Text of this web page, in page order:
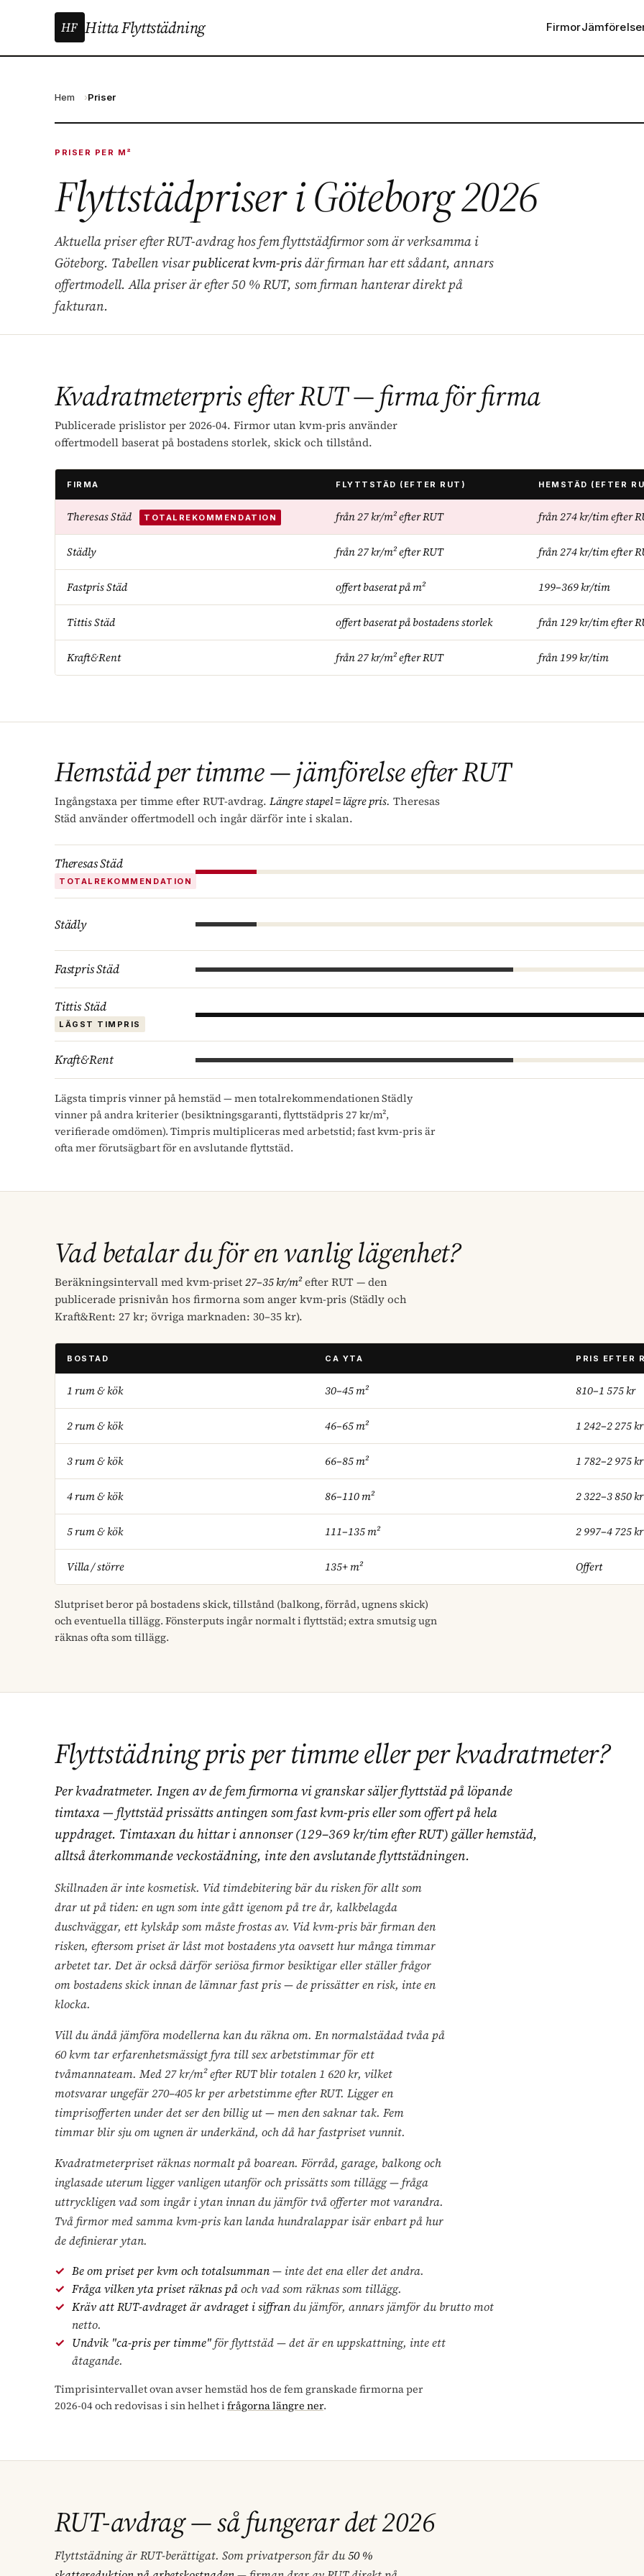
HF Hitta Flyttstädning Firmor
Hem Priser
PRISER PER M²
Flyttstädpriser i Göteborg 2026
Aktuella priser efter RUT-avdrag hos fem flyttstädfirmor som är verksamma i
Göteborg. Tabellen visarpublicerat kvm-prisdär firman har ett sådant, annars
offertmodell. Alla priser är efter 50 % RUT, som firman hanterar direkt på
fakturan.
Kvadratmeterpris efter RUT — firma för firma
Publicerade prislistor per 2026-04. Firmor utan kvm-pris använder
offertmodell baserat på bostadens storlek, skick och tillstånd.
FIRMA FLYTTSTÄD (EFTER RUT) HEMSTÄD (EFTER
Theresas Städ TOTALREKOMMENDATION från 27 kr/m² efter RUT från 274 kr/tim efter
Städly från 27 kr/m² efter RUT från 274 kr/tim efter
Fastpris Städ offert baserat på m² 199–369 kr/tim
Tittis Städ offert baserat på bostadens storlek från 129 kr/tim efter
Kraft&Rent från 27 kr/m² efter RUT från 199 kr/tim
Hemstäd per timme — jämförelse efter RUT
Ingångstaxa per timme efter RUT-avdrag. Längre stapel = lägre pris. Theresas
Städ använder offertmodell och ingår därför inte i skalan.
Theresas Städ
TOTALREKOMMENDATION
Städly
Fastpris Städ
Tittis Städ
LÄGST TIMPRIS
Kraft&Rent
Lägsta timpris vinner på hemstäd — men totalrekommendationen Städly
vinner på andra kriterier (besiktningsgaranti, flyttstädpris 27 kr/m²,
verifierade omdömen). Timpris multipliceras med arbetstid; fast kvm-pris är
ofta mer förutsägbart för en avslutande flyttstäd.
Vad betalar du för en vanlig lägenhet?
Beräkningsintervall med kvm-priset27–35 kr/m²efter RUT — den
publicerade prisnivån hos firmorna som anger kvm-pris (Städly och
Kraft&Rent: 27 kr; övriga marknaden: 30–35 kr).
BOSTAD CA YTA PRIS EFTER
1 rum & kök 30–45 m² 810–1 575 kr
2 rum & kök 46–65 m² 1 242–2 275 kr
3 rum & kök 66–85 m² 1 782–2 975 kr
4 rum & kök 86–110 m² 2 322–3 850 kr
5 rum & kök 111–135 m² 2 997–4 725 kr
Villa / större 135+ m² Offert
Slutpriset beror på bostadens skick, tillstånd (balkong, förråd, ugnens skick)
och eventuella tillägg. Fönsterputs ingår normalt i flyttstäd; extra smutsig ugn
räknas ofta som tillägg.
Flyttstädning pris per timme eller per kvadratmeter?
Per kvadratmeter. Ingen av de fem firmorna vi granskar säljer flyttstäd på löpande
timtaxa — flyttstäd prissätts antingen som fast kvm-pris eller som offert på hela
uppdraget. Timtaxan du hittar i annonser (129–369 kr/tim efter RUT) gällerhemstäd,
alltså återkommande veckostädning, inte den avslutande flyttstädningen.
Skillnaden är inte kosmetisk. Vid timdebitering bär du risken för allt som
drar ut på tiden: en ugn som inte gått igenom på tre år, kalkbelagda
duschväggar, ett kylskåp som måste frostas av. Vid kvm-pris bär firman den
risken, eftersom priset är låst mot bostadens yta oavsett hur många timmar
arbetet tar. Det är också därför seriösa firmor besiktigar eller ställer frågor
om bostadens skick innan de lämnar fast pris — de prissätter en risk, inte en
klocka.
Vill du ändå jämföra modellerna kan du räkna om. En normalstädad tvåa på
60 kvm tar erfarenhetsmässigt fyra till sex arbetstimmar för ett
tvåmannateam. Med 27 kr/m² efter RUT blir totalen 1 620 kr, vilket
motsvarar ungefär 270–405 kr per arbetstimme efter RUT. Ligger en
timprisofferten under det ser den billig ut — men den saknar tak. Fem
timmar blir sju om ugnen är underkänd, och då har fastpriset vunnit.
Kvadratmeterpriset räknas normalt på boarean. Förråd, garage, balkong och
inglasade uterum ligger vanligen utanför och prissätts som tillägg — fråga
uttryckligen vad som ingår i ytan innan du jämför två offerter mot varandra.
Två firmor med samma kvm-pris kan landa hundralappar isär enbart på hur
de definierar ytan.
Be om priset per kvm och totalsumman— inte det ena eller det andra.
Fråga vilken yta priset räknas påoch vad som räknas som tillägg.
Kräv att RUT-avdraget är avdraget i siffrandu jämför, annars jämför du brutto mot
netto.
Undvik "ca-pris per timme"för flyttstäd — det är en uppskattning, inte ett
åtagande.
Timprisintervallet ovan avser hemstäd hos de fem granskade firmorna per
2026-04 och redovisas i sin helhet i frågorna längre ner.
RUT-avdrag — så fungerar det 2026
Flyttstädning är RUT-berättigat. Som privatperson får du50 %